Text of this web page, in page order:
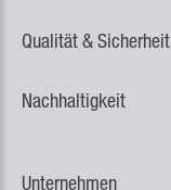
Qualität & Sicherheit
Nachhaltigkeit
Unternehmen